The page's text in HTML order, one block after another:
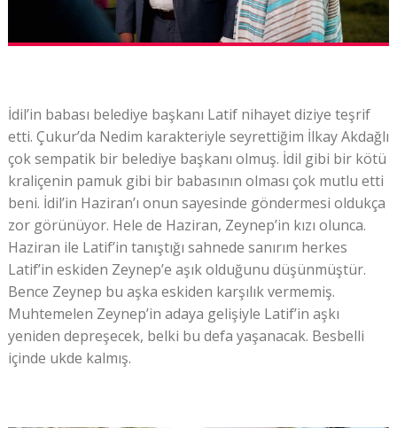
İdil’in babası belediye başkanı Latif nihayet diziye teşrif
etti. Çukur’da Nedim karakteriyle seyrettiğim İlkay Akdağlı
çok sempatik bir belediye başkanı olmuş. İdil gibi bir kötü
kraliçenin pamuk gibi bir babasının olması çok mutlu etti
beni. İdil’in Haziran’ı onun sayesinde göndermesi oldukça
zor görünüyor. Hele de Haziran, Zeynep’in kızı olunca.
Haziran ile Latif’in tanıştığı sahnede sanırım herkes
Latif’in eskiden Zeynep’e aşık olduğunu düşünmüştür.
Bence Zeynep bu aşka eskiden karşılık vermemiş.
Muhtemelen Zeynep’in adaya gelişiyle Latif’in aşkı
yeniden depreşecek, belki bu defa yaşanacak. Besbelli
içinde ukde kalmış.